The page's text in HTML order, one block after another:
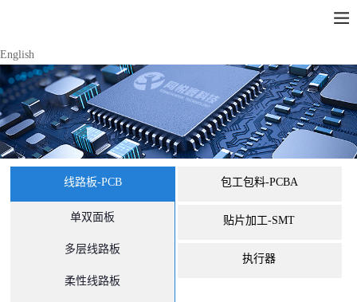
English
线路板-PCB
单双面板
多层线路板
柔性线路板
包工包料-PCBA
贴片加工-SMT
执行器